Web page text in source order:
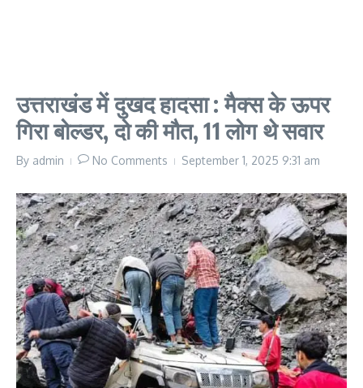
उत्तराखंड में दुखद हादसा : मैक्स के ऊपर
गिरा बोल्डर, दो की मौत, 11 लोग थे सवार
By admin No Comments September 1, 2025 9:31 am